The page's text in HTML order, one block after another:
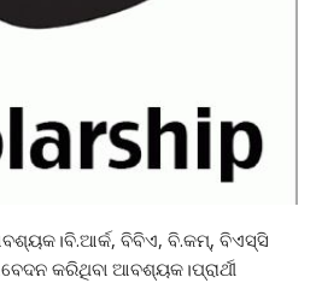
ବିବିଏ, ବି.କମ୍‌, ବିଏସ୍‌ସି
କରିଥିବା ଆବଶ୍ୟକ।ପ୍ରାର୍ଥୀ